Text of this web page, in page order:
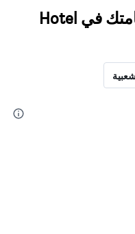
اعثر على نتائج أفضل لإقامتك في Hotel